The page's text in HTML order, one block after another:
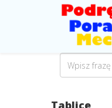
Tablice